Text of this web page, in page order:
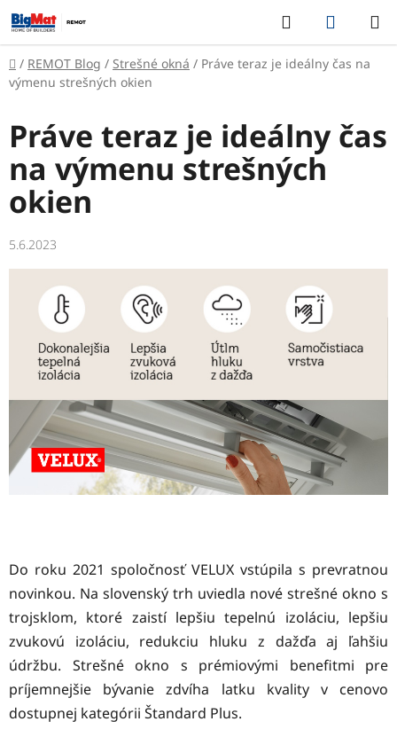
Prejsť
na
obsah
Hľadať
KOŠÍK
Domov
/ REMOT Blog / Strešné okná / Práve teraz je ideálny čas na
výmenu strešných okien
Práve teraz je ideálny čas
na výmenu strešných
okien
5.6.2023
Do roku 2021 spoločnosť VELUX vstúpila s prevratnou
novinkou. Na slovenský trh uviedla nové strešné okno s
trojsklom, ktoré zaistí lepšiu tepelnú izoláciu, lepšiu
zvukovú izoláciu, redukciu hluku z dažďa aj ľahšiu
údržbu. Strešné okno s prémiovými benefitmi pre
príjemnejšie bývanie zdvíha latku kvality v cenovo
dostupnej kategórii Štandard Plus.